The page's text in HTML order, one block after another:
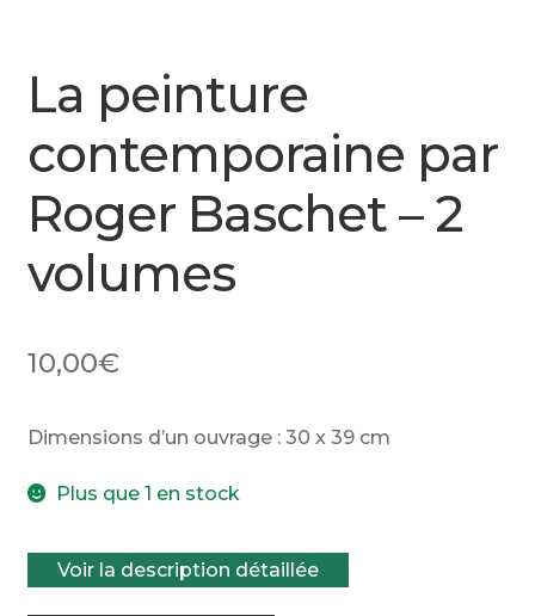
La peinture
contemporaine par
Roger Baschet – 2
volumes
10,00€
Dimensions d’un ouvrage : 30 x 39 cm
Plus que 1 en stock
Voir la description détaillée